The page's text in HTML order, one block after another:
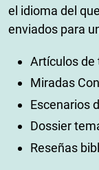
el idioma del
enviados para
Artículos de
Miradas
Escenarios
Dossier
Reseñas